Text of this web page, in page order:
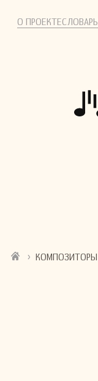
О ПРОЕКТЕСЛОВАРЬ
› КОМПОЗИТОРЫ